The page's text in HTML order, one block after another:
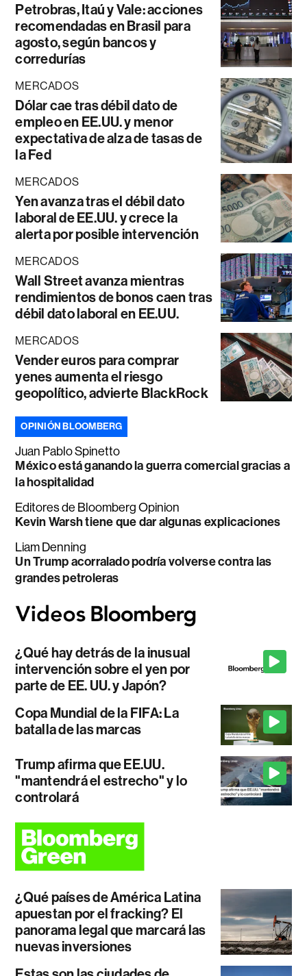
Petrobras, Itaú y Vale: acciones
recomendadas en Brasil para
agosto, según bancos y
corredurías
MERCADOS
Dólar cae tras débil dato de
empleo en EE.UU. y menor
expectativa de alza de tasas de
la Fed
MERCADOS
Yen avanza tras el débil dato
laboral de EE.UU. y crece la
alerta por posible intervención
MERCADOS
Wall Street avanza mientras
rendimientos de bonos caen tras
débil dato laboral en EE.UU.
MERCADOS
Vender euros para comprar
yenes aumenta el riesgo
geopolítico, advierte BlackRock
OPINIÓN BLOOMBERG
Juan Pablo Spinetto
México está ganando la guerra comercial gracias a
la hospitalidad
Editores de Bloomberg Opinion
Kevin Warsh tiene que dar algunas explicaciones
Liam Denning
Un Trump acorralado podría volverse contra las
grandes petroleras
¿Qué hay detrás de la inusual
intervención sobre el yen por
parte de EE. UU. y Japón?
Copa Mundial de la FIFA: La
batalla de las marcas
Trump afirma que EE.UU.
"mantendrá el estrecho" y lo
controlará
¿Qué países de América Latina
apuestan por el fracking? El
panorama legal que marcará las
nuevas inversiones